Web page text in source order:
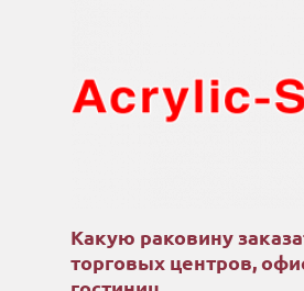
Какую раковину
торговых центров,